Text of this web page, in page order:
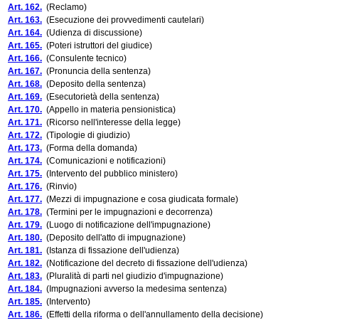
Art. 162. (Reclamo)
Art. 163. (Esecuzione dei provvedimenti cautelari)
Art. 164. (Udienza di discussione)
Art. 165. (Poteri istruttori del giudice)
Art. 166. (Consulente tecnico)
Art. 167. (Pronuncia della sentenza)
Art. 168. (Deposito della sentenza)
Art. 169. (Esecutorietà della sentenza)
Art. 170. (Appello in materia pensionistica)
Art. 171. (Ricorso nell'interesse della legge)
Art. 172. (Tipologie di giudizio)
Art. 173. (Forma della domanda)
Art. 174. (Comunicazioni e notificazioni)
Art. 175. (Intervento del pubblico ministero)
Art. 176. (Rinvio)
Art. 177. (Mezzi di impugnazione e cosa giudicata formale)
Art. 178. (Termini per le impugnazioni e decorrenza)
Art. 179. (Luogo di notificazione dell'impugnazione)
Art. 180. (Deposito dell'atto di impugnazione)
Art. 181. (Istanza di fissazione dell'udienza)
Art. 182. (Notificazione del decreto di fissazione dell'udienza)
Art. 183. (Pluralità di parti nel giudizio d'impugnazione)
Art. 184. (Impugnazioni avverso la medesima sentenza)
Art. 185. (Intervento)
Art. 186. (Effetti della riforma o dell'annullamento della decisione)